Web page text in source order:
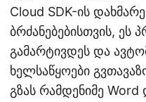
Cloud SDK-ის
ბრძანებებისთვის, ეს
გამარტივდეს და
ხელსაწყოები
გზას რამდენიმე Word